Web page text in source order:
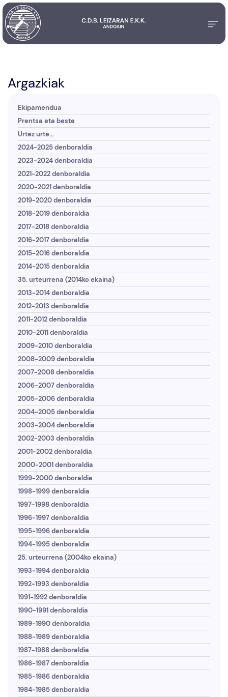
Argazkiak
Ekipamendua
Prentsa eta beste
Urtez urte…
2024-2025 denboraldia
2023-2024 denboraldia
2021-2022 denboraldia
2020-2021 denboraldia
2019-2020 denboraldia
2018-2019 denboraldia
2017-2018 denboraldia
2016-2017 denboraldia
2015-2016 denboraldia
2014-2015 denboraldia
35. urteurrena (2014ko ekaina)
2013-2014 denboraldia
2012-2013 denboraldia
2011-2012 denboraldia
2010-2011 denboraldia
2009-2010 denboraldia
2008-2009 denboraldia
2007-2008 denboraldia
2006-2007 denboraldia
2005-2006 denboraldia
2004-2005 denboraldia
2003-2004 denboraldia
2002-2003 denboraldia
2001-2002 denboraldia
2000-2001 denboraldia
1999-2000 denboraldia
1998-1999 denboraldia
1997-1998 denboraldia
1996-1997 denboraldia
1995-1996 denboraldia
1994-1995 denboraldia
25. urteurrena (2004ko ekaina)
1993-1994 denboraldia
1992-1993 denboraldia
1991-1992 denboraldia
1990-1991 denboraldia
1989-1990 denboraldia
1988-1989 denboraldia
1987-1988 denboraldia
1986-1987 denboraldia
1985-1986 denboraldia
1984-1985 denboraldia